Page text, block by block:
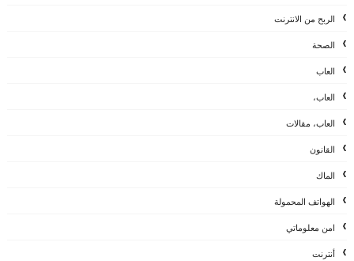
الربح من الانترنت
الصحة
العاب
العاب،
العاب، مقالات
القانون
الماك
الهواتف المحمولة
امن معلوماتي
أنترنت